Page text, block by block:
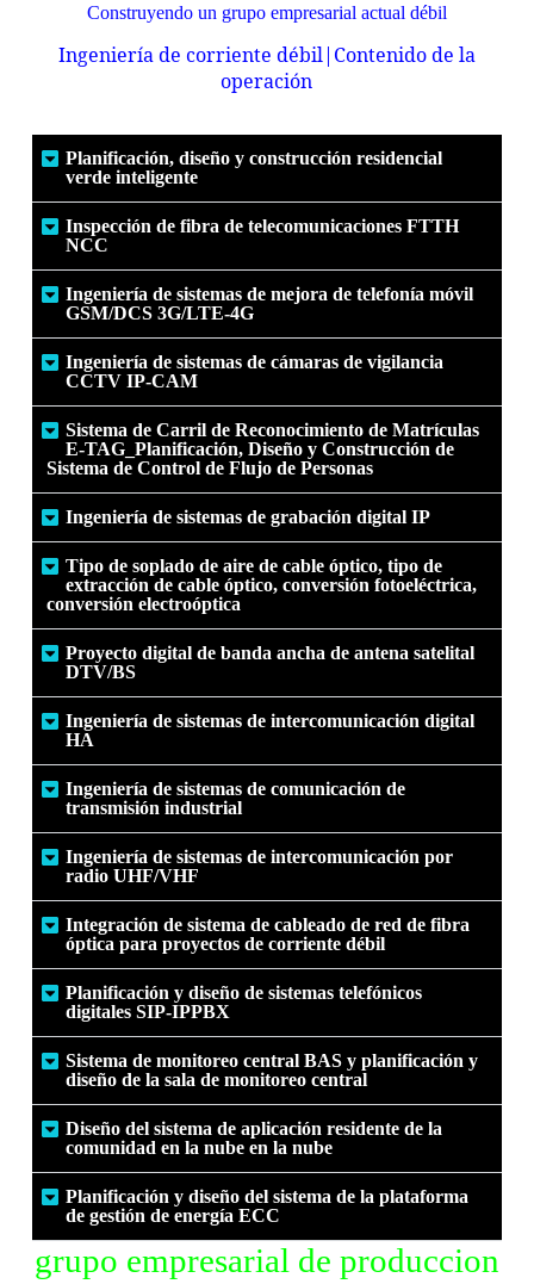
Construyendo un grupo empresarial actual débil
Ingeniería de corriente débil| Contenido de la
operación
Planificación, diseño y construcción residencial
verde inteligente
Inspección de fibra de telecomunicaciones FTTH
NCC
Ingeniería de sistemas de mejora de telefonía móvil
GSM/DCS 3G/LTE-4G
Ingeniería de sistemas de cámaras de vigilancia
CCTV IP-CAM
Sistema de Carril de Reconocimiento de Matrículas
E-TAG_Planificación, Diseño y Construcción de
Sistema de Control de Flujo de Personas
Ingeniería de sistemas de grabación digital IP
Tipo de soplado de aire de cable óptico, tipo de
extracción de cable óptico, conversión fotoeléctrica,
conversión electroóptica
Proyecto digital de banda ancha de antena satelital
DTV/BS
Ingeniería de sistemas de intercomunicación digital
HA
Ingeniería de sistemas de comunicación de
transmisión industrial
Ingeniería de sistemas de intercomunicación por
radio UHF/VHF
Integración de sistema de cableado de red de fibra
óptica para proyectos de corriente débil
Planificación y diseño de sistemas telefónicos
digitales SIP-IPPBX
Sistema de monitoreo central BAS y planificación y
diseño de la sala de monitoreo central
Diseño del sistema de aplicación residente de la
comunidad en la nube en la nube
Planificación y diseño del sistema de la plataforma
de gestión de energía ECC
grupo empresarial de produccion